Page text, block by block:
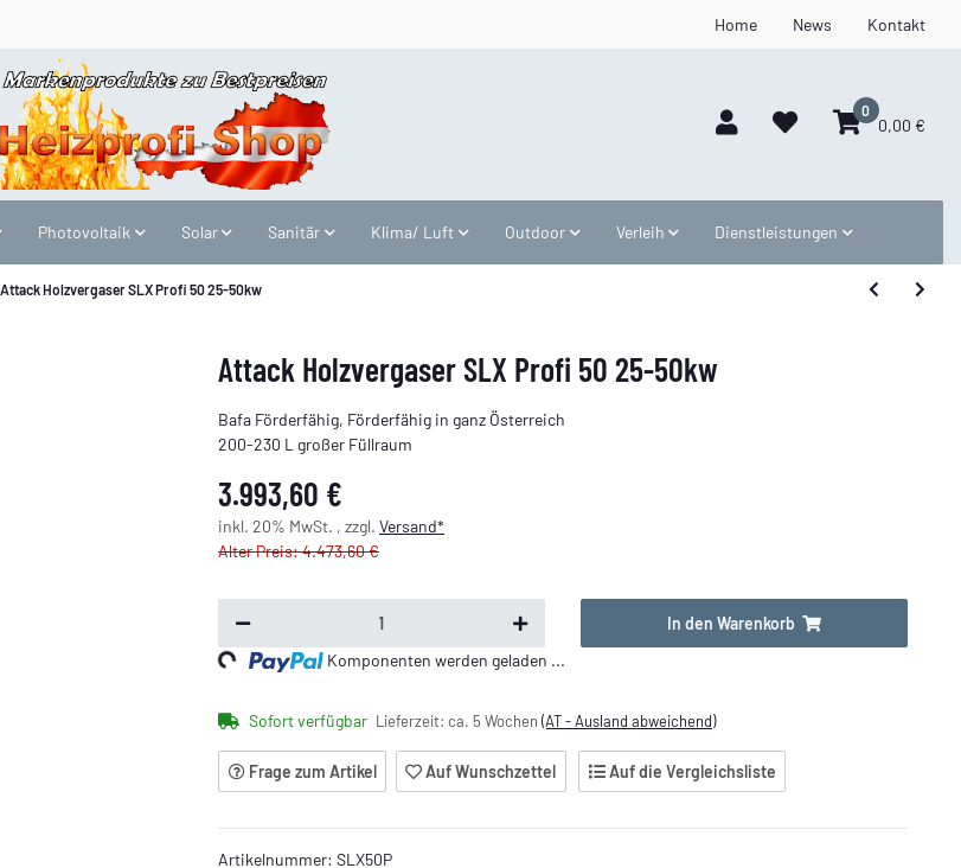
Home News Kontakt
0
0,00 €
Photovoltaik Solar Sanitär Klima/ Luft Outdoor Verleih Dienstleistungen
Attack Holzvergaser SLX Profi 50 25-50kw
Attack Holzvergaser SLX Profi 50 25-50kw
Bafa Förderfähig, Förderfähig in ganz Österreich
200-230 L großer Füllraum
3.993,60 €
inkl. 20% MwSt. , zzgl. Versand*
Alter Preis: 4.473,60 €
In den Warenkorb
Loading... Komponenten werden geladen ...
Sofort verfügbar Lieferzeit: ca. 5 Wochen (AT - Ausland abweichend)
Frage zum Artikel Auf Wunschzettel Auf die Vergleichsliste
Artikelnummer: SLX50P